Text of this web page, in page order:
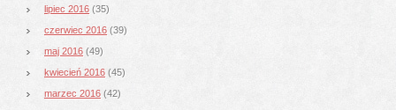
lipiec 2016 (35)
czerwiec 2016 (39)
maj 2016 (49)
kwiecień 2016 (45)
marzec 2016 (42)